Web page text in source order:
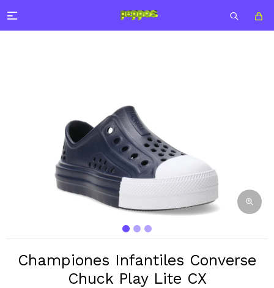

Championes Infantiles Converse
Chuck Play Lite CX